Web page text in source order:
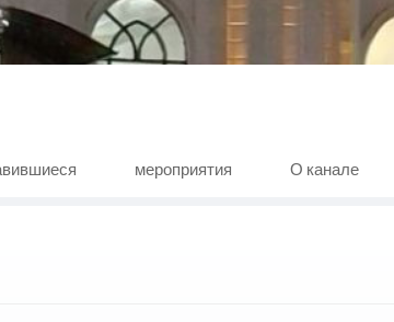
мероприятия О канале